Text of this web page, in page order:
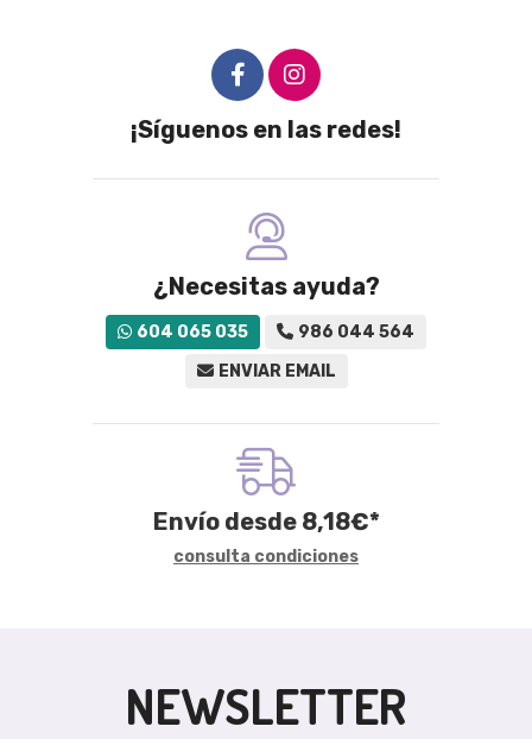
¡Síguenos en las redes!
¿Necesitas ayuda?
604 065 035
986 044 564
ENVIAR EMAIL
Envío desde 8,18€*
consulta condiciones
NEWSLETTER